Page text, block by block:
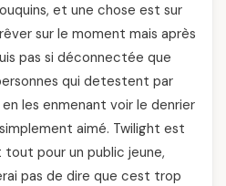
et une chose est sur
sur le moment mais après
pas si déconnectée que
qui detestent par
les enmenant voir le denrier
aimé. Twilight est
pour un public jeune,
pas de dire que cest trop